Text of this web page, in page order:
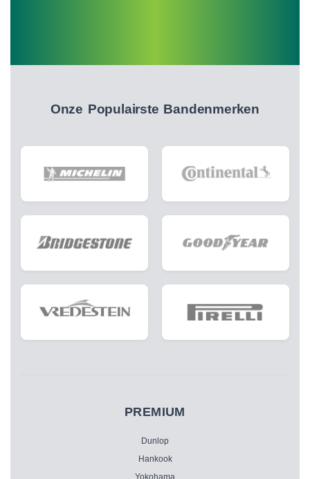
Onze Populairste Bandenmerken
PREMIUM
Dunlop
Hankook
Yokohama